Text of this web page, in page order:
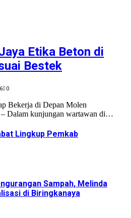
Etika Beton di
Bestek
0
Bekerja di Depan Molen
– Dalam kunjungan wartawan di…
Lingkup Pemkab
Sampah, Melinda
di Biringkanaya